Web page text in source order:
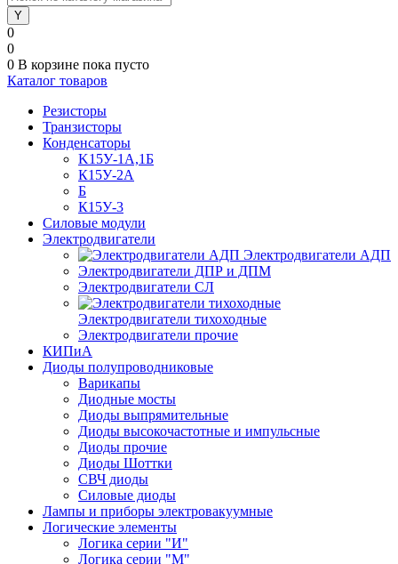
0
0
0 В корзине пока пусто
Каталог товаров
Резисторы
Транзисторы
Конденсаторы
K15У-1А,1Б
К15У-2А
Б
К15У-3
Силовые модули
Электродвигатели
Электродвигатели АДП
Электродвигатели ДПР и ДПМ
Электродвигатели СЛ
Электродвигатели тихоходные
Электродвигатели прочие
КИПиА
Диоды полупроводниковые
Варикапы
Диодные мосты
Диоды выпрямительные
Диоды высокочастотные и импульсные
Диоды прочие
Диоды Шоттки
СВЧ диоды
Силовые диоды
Лампы и приборы электровакуумные
Логические элементы
Логика серии "И"
Логика серии "М"